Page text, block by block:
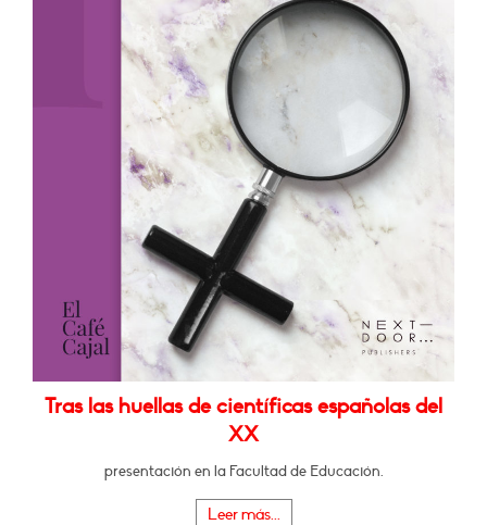
Tras las huellas de científicas españolas del
XX
presentación en la Facultad de Educación.
Leer más...